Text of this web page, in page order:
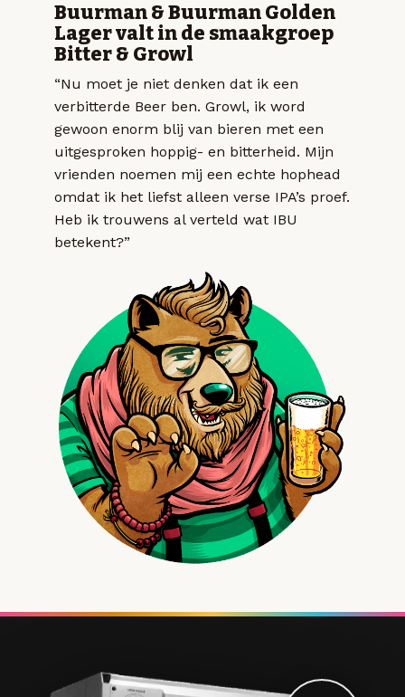
Buurman & Buurman Golden
Lager valt in de smaakgroep
Bitter & Growl
“Nu moet je niet denken dat ik een
verbitterde Beer ben. Growl, ik word
gewoon enorm blij van bieren met een
uitgesproken hoppig- en bitterheid. Mijn
vrienden noemen mij een echte hophead
omdat ik het liefst alleen verse IPA’s proef.
Heb ik trouwens al verteld wat IBU
betekent?”